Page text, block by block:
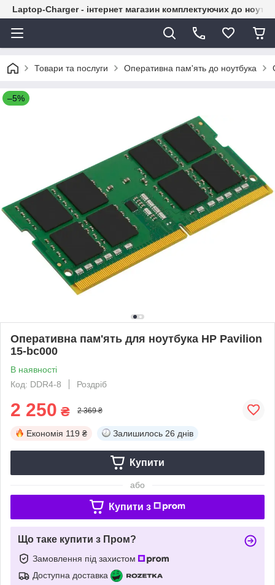
Laptop-Charger - інтернет магазин комплектуючих до
Товари та послуги Оперативна пам'ять до ноутбука
–5%
Оперативна пам'ять для ноутбука HP Pavilion
15-bc000
В наявності
Код: DDR4-8
Роздріб
2 250 ₴ 2 369 ₴
Економія 119 ₴ Залишилось 26 днів
Купити
або
Купити з
Що таке купити з Пром?
Замовлення під захистом
Доступна доставка